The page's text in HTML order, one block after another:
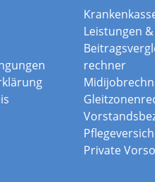
Leistungen
rechner
Private